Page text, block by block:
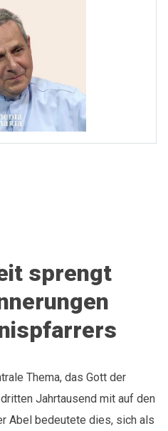
sprengt
Thema, das Gott der
Jahrtausend mit auf den
Abel bedeutete dies, sich als